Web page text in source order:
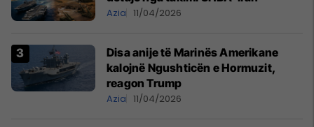
Azia 11/04/2026
Disa anije të Marinës Amerikane
kalojnë Ngushticën e Hormuzit,
reagon Trump
Azia 11/04/2026